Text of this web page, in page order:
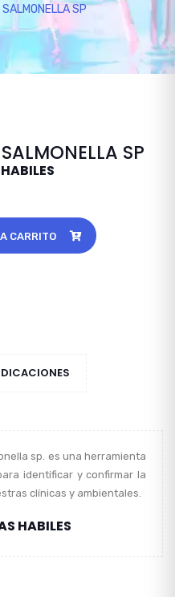
SALMONELLA SP
SP
AGREGAR A CARRITO
sp. es una herramienta
identificar y confirmar la
clínicas y ambientales.
HABILES